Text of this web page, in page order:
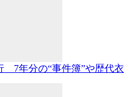
7年分の“事件簿”や歴代衣